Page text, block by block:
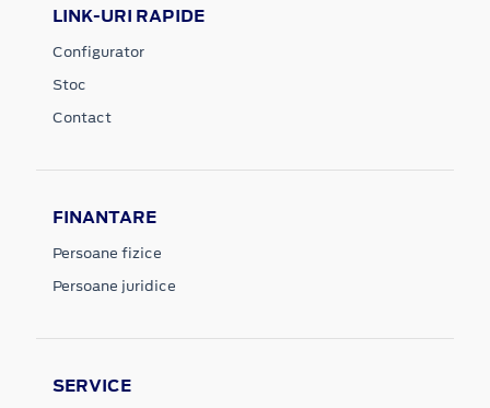
LINK-URI RAPIDE
Configurator
Stoc
Contact
FINANTARE
Persoane fizice
Persoane juridice
SERVICE